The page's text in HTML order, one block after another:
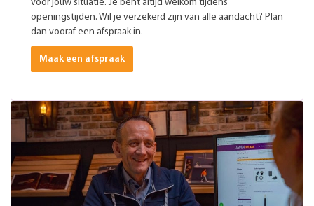
voor jouw situatie. Je bent altijd welkom tijdens
openingstijden. Wil je verzekerd zijn van alle aandacht? Plan
dan vooraf een afspraak in.
Maak een afspraak